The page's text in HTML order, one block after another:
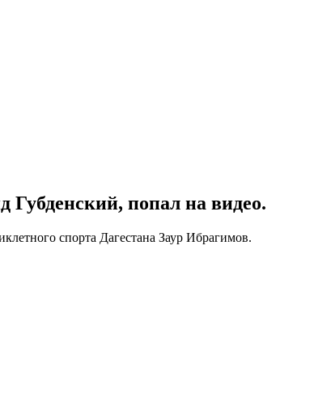
Губденский, попал на видео.
спорта Дагестана Заур Ибрагимов.